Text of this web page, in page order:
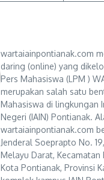
wartaiainpontianak.com
daring (online) yang
Pers Mahasiswa (LPM )
merupakan salah satu
Mahasiswa di lingkungan
Negeri (IAIN) Pontianak.
wartaiainpontianak.com
Jenderal Soeprapto No.
Melayu Darat, Kecamatan
Kota Pontianak, Provinsi